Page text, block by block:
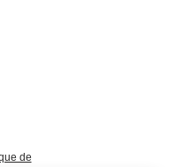
de